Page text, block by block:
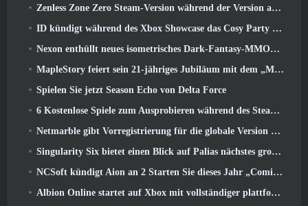
Zenless Zone Zero Steam-Version während der Version angekündigt 2.8 Sonderprogramm
ID kündigt während des Xbox Showcase das Cosy Party Platformer-Spiel Totopia an, Startet Beta-Rekrutierung
Nexon enthüllt neues isometrisches Dark-Fantasy-MMORPG, Glut der Ungekrönten
MapleStory feiert sein 21-jähriges Jubiläum mit dem „Maple University Event“
Spielen Sie jetzt Season Echo von Delta Force
6 Kostenlose Spiele zum Ausprobieren während des Steam Medieval Fest
Netmarble gibt Vorregistrierung für die globale Version des Sci-Fi-MMORPG RF Online Next bekannt
Singularity Six bietet einen Blick auf Palias nächstes großes Update The Royal Highlands
NCSoft kündigt Aion an 2 Starten Sie dieses Jahr „Coming West“.
Albion Online startet auf Xbox mit vollständiger plattformübergreifender Wiedergabe